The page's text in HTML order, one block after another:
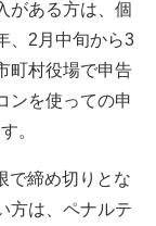
がある方は、個
、2月中旬から3
町村役場で申告
ンを使っての申
。
で締め切りとな
方は、ペナルテ